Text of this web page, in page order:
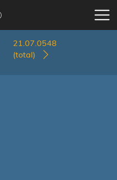
21.07.0548
(total)